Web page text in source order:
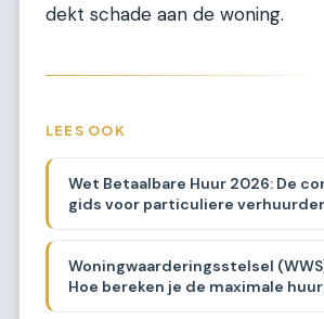
dekt schade aan de woning.
LEES OOK
Wet Betaalbare Huur 2026: De
gids voor particuliere
Woningwaarderingsstelsel
Hoe bereken je de maximale